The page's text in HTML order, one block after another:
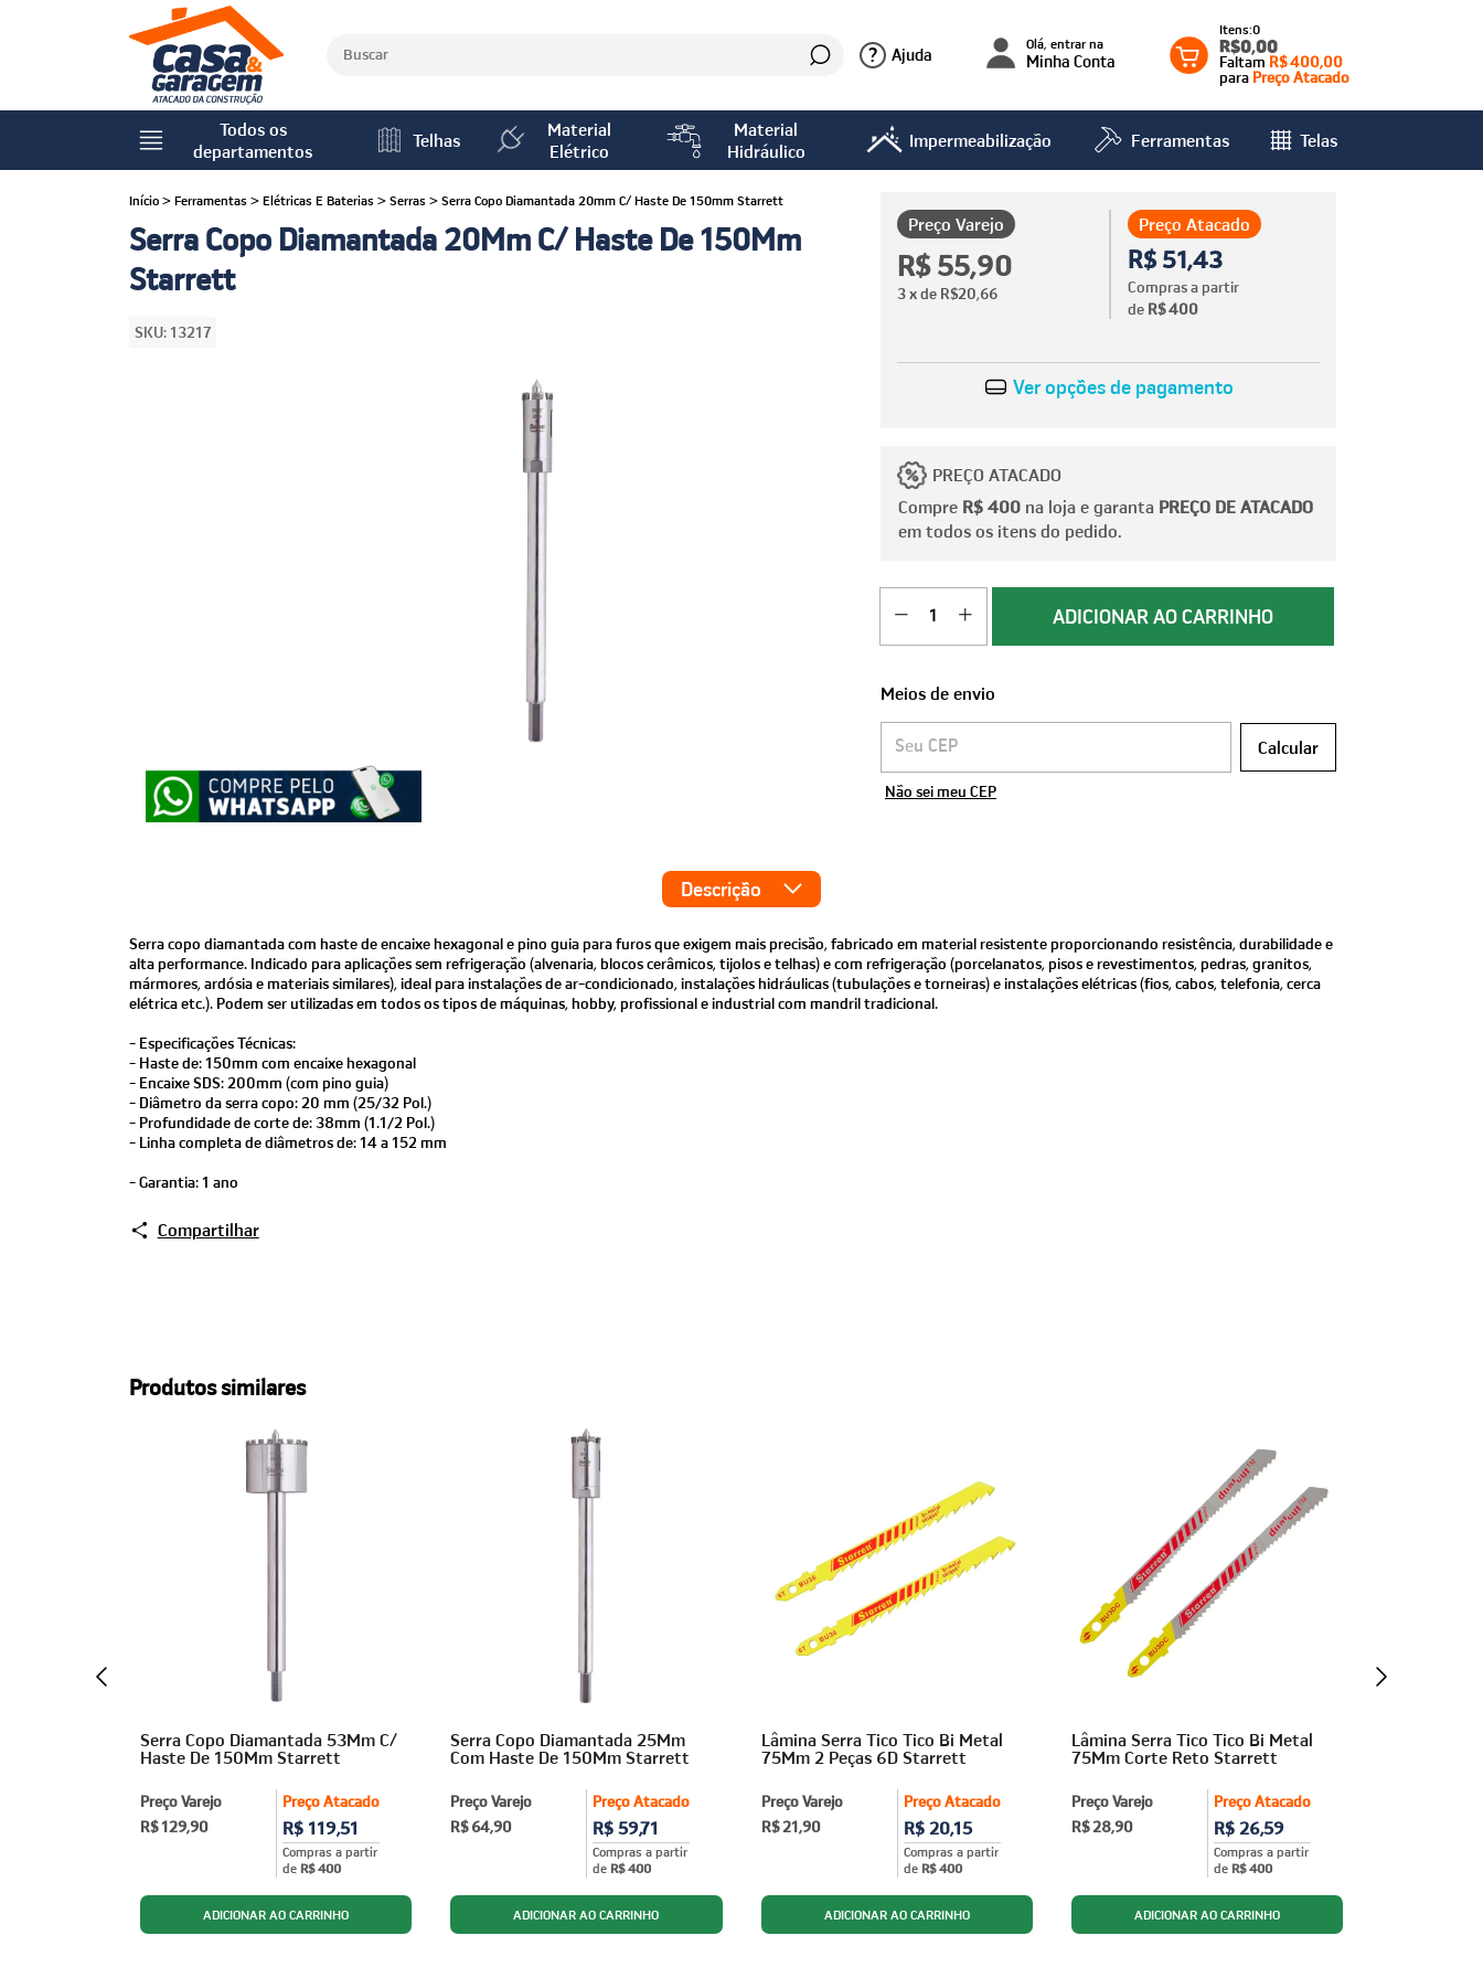
? Ajuda Olá, entrar na
Minha Conta
0
R$0,00
Faltam R$ 400,00
para Preço Atacado
Todos os
departamentos
Telhas
Material
Elétrico
Material
Hidráulico
Impermeabilização Ferramentas Telas
Início > Ferramentas > Elétricas E Baterias > Serras > Serra Copo Diamantada 20mm C/ Haste De 150mm Starrett
Serra Copo Diamantada 20Mm C/ Haste De 150Mm
Starrett
SKU: 13217
Preço Atacado
R$ 51,43
Compras a partir
de R$ 400
Preço Varejo
R$ 55,90
3x de R$20,66
Ver opções de pagamento
PREÇO ATACADO
Compre R$ 400 na loja e garanta PREÇO DE ATACADO
em todos os itens do pedido.
Meios de envio
Entregas para o CEP:
Calcular
Não sei meu CEP
Descrição
Serra copo diamantada com haste de encaixe hexagonal e pino guia para furos que exigem mais precisão, fabricado em material resistente proporcionando resistência, durabilidade e
alta performance. Indicado para aplicações sem refrigeração (alvenaria, blocos cerâmicos, tijolos e telhas) e com refrigeração (porcelanatos, pisos e revestimentos, pedras, granitos,
mármores, ardósia e materiais similares), ideal para instalações de ar-condicionado, instalações hidráulicas (tubulações e torneiras) e instalações elétricas (fios, cabos, telefonia, cerca
elétrica etc.). Podem ser utilizadas em todos os tipos de máquinas, hobby, profissional e industrial com mandril tradicional.
- Especificações Técnicas:
- Haste de: 150mm com encaixe hexagonal
- Encaixe SDS: 200mm (com pino guia)
- Diâmetro da serra copo: 20 mm (25/32 Pol.)
- Profundidade de corte de: 38mm (1.1/2 Pol.)
- Linha completa de diâmetros de: 14 a 152 mm
- Garantia: 1 ano
Compartilhar
Produtos similares
Serra Copo Diamantada 53Mm C/
Haste De 150Mm Starrett
Preço Atacado
R$ 119,51
Compras a partir
de R$ 400
Preço Varejo
R$ 129,90
Serra Copo Diamantada 25Mm
Com Haste De 150Mm Starrett
Preço Atacado
R$ 59,71
Compras a partir
de R$ 400
Preço Varejo
R$ 64,90
Lâmina Serra Tico Tico Bi Metal
75Mm 2 Peças 6D Starrett
Preço Atacado
R$ 20,15
Compras a partir
de R$ 400
Preço Varejo
R$ 21,90
Lâmina Serra Tico Tico Bi Metal
75Mm Corte Reto Starrett
Preço Atacado
R$ 26,59
Compras a partir
de R$ 400
Preço Varejo
R$ 28,90